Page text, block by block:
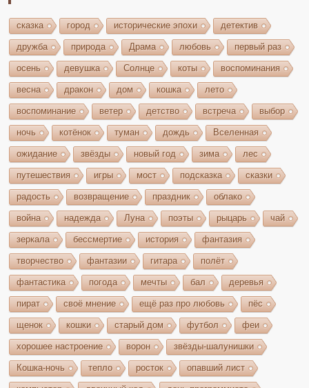
сказка город исторические эпохи детектив
дружба природа Драма любовь первый раз
осень девушка Солнце коты воспоминания
весна дракон дом кошка лето
воспоминание ветер детство встреча выбор
ночь котёнок туман дождь Вселенная
ожидание звёзды новый год зима лес
путешествия игры мост подсказка сказки
радость возвращение праздник облако
война надежда Луна поэты рыцарь чай
зеркала бессмертие история фантазия
творчество фантазии гитара полёт
фантастика погода мечты бал деревья
пират своё мнение ещё раз про любовь пёс
щенок кошки старый дом футбол феи
хорошее настроение ворон звёзды-шалунишки
Кошка-ночь тепло росток опавший лист